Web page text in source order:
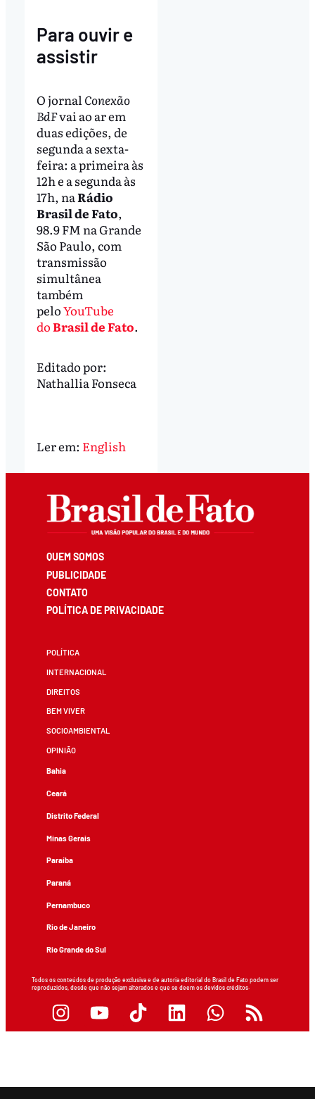
Para ouvir e
assistir
O jornal Conexão
BdFvai ao ar em
duas edições, de
segunda a sexta-
feira: a primeira às
12h e a segunda às
17h, naRádio
Brasil de Fato,
98.9 FM na Grande
São Paulo, com
transmissão
simultânea
também
peloYouTube
doBrasil de Fato.
Editado por:
Nathallia Fonseca
Ler em: English
QUEM SOMOS
PUBLICIDADE
CONTATO
POLÍTICA DE PRIVACIDADE
POLÍTICA
INTERNACIONAL
DIREITOS
BEM VIVER
SOCIOAMBIENTAL
OPINIÃO
Bahia
Ceará
Distrito Federal
Minas Gerais
Paraíba
Paraná
Pernambuco
Rio de Janeiro
Rio Grande do Sul
Todos os conteúdos de produção exclusiva e de autoria editorial do Brasil de Fato podem ser
reproduzidos, desde que não sejam alterados e que se deem os devidos créditos.